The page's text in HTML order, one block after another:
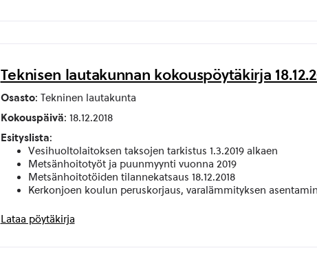
Teknisen lautakunnan kokouspöytäkirja
Osasto: Tekninen lautakunta
Kokouspäivä: 18.12.2018
Esityslista:
Vesihuoltolaitoksen taksojen tarkistus 1.3.2019 alkaen
Metsänhoitotyöt ja puunmyynti vuonna 2019
Metsänhoitotöiden tilannekatsaus 18.12.2018
Kerkonjoen koulun peruskorjaus, varalämmityksen
Lataa pöytäkirja